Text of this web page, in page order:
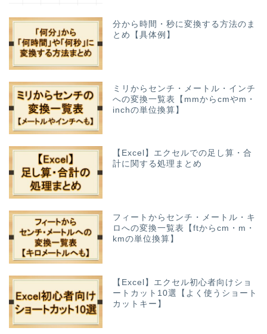
分から時間・秒に変換する方法のま
とめ【具体例】
ミリからセンチ・メートル・インチ
への変換一覧表【mmからcmやm・
inchの単位換算】
【Excel】エクセルでの足し算・合
計に関する処理まとめ
フィートからセンチ・メートル・キ
ロへの変換一覧表【ftからcm・m・
kmの単位換算】
【Excel】エクセル初心者向けショ
ートカット10選【よく使うショート
カットキー】